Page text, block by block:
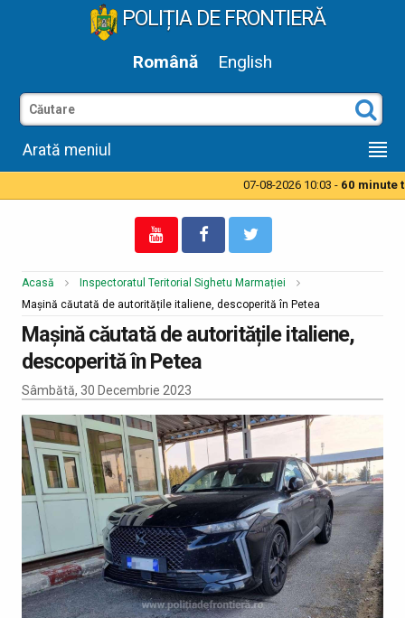
POLIȚIA DE FRONTIERĂ
Română English
Arată meniul
07-08-2026 10:03 - 60 minute
Acasă
Inspectoratul Teritorial Sighetu Marmației
Mașină căutată de autoritățile italiene, descoperită în Petea
Mașină căutată de autoritățile italiene,
descoperită în Petea
Sâmbătă, 30 Decembrie 2023